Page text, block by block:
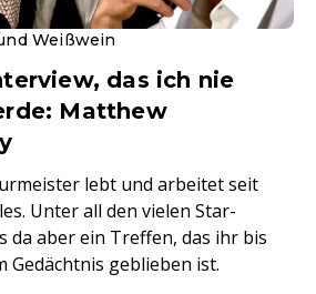
Weißwein
das ich nie
Matthew
lebt und arbeitet seit
Unter all den vielen Star-
aber ein Treffen, das ihr bis
Gedächtnis geblieben ist.